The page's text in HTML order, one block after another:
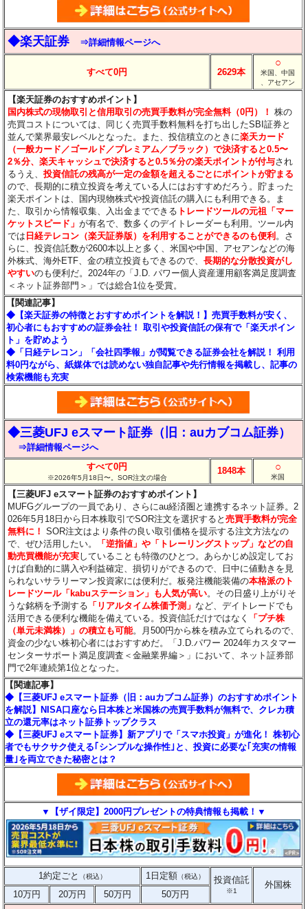
◆楽天証券 ⇒詳細情報ページへ
すべて0円 2629本
○
米国、中国
、アセアン
【楽天証券のおすすめポイント】
国内株式の現物取引と信用取引の売買手数料が完全無料（0円）！ 株の
売買コストについては、同じく売買手数料無料を打ち出したSBI証券と
並んで業界最安レベルとなった。また、投信積立のときに楽天カード
（一般カード／ゴールド／プレミアム／ブラック）で決済すると0.5〜
2％分、楽天キャッシュで決済すると0.5％分の楽天ポイントが付与され
るうえ、投資信託の残高が一定の金額を超えるごとにポイントが貯まる
ので、長期的に積立投資を考えている人にはおすすめだろう。貯まった
楽天ポイントは、国内現物株式や投資信託の購入にも利用できる。ま
た、取引から情報収集、入出金までできる トレードツールの元祖「マー
ケットスピード」が有名で、数多くのデイトレーダーも利用。ツール内
では 日経テレコン（楽天証券版）を利用することができるのも便利 。さ
らに、投資信託数が2600本以上と多く、米国や中国、アセアンなどの海
外株式、海外ETF、金の積立投資もできるので、長期的な分散投資がし
やすいのも便利だ。2024年の「J.D. パワー個人資産運用顧客満足度調査
＜ネット証券部門＞」では総合1位を受賞。
【関連記事】
◆【楽天証券の特徴とおすすめポイントを解説！】売買手数料が安く、
初心者にもおすすめの証券会社！ 取引や投資信託の保有で「楽天ポイン
ト」を貯めよう
◆「日経テレコン」「会社四季報」が閲覧できる証券会社を解説！ 利用
料0円ながら、紙媒体では読めない独自記事や先行情報を掲載し、記事の
検索機能も充実
◆三菱UFJ eスマート証券（旧：auカブコム証券）
⇒詳細情報ページへ
すべて0円
※2026年5月18日〜。SOR注文の場合
1848本 ○
米国
【三菱UFJ eスマート証券のおすすめポイント】
MUFGグループの一員であり、さらにau経済圏と連携するネット証券。2
026年5月18日から日本株取引でSOR注文を選択すると売買手数料が完全
無料に！ SOR注文はより条件の良い取引価格を提示する注文方法なの
で、ぜひ活用したい。
「逆指値」や「トレーリングストップ」などの自
動売買機能が充実していることも特徴のひとつ。あらかじめ設定してお
けば自動的に購入や利益確定、損切りができるので、日中に値動きを見
られないサラリーマン投資家には便利だ。板発注機能装備の本格派のト
レードツール「kabuステーション」も人気が高い。その日盛り上がりそ
うな銘柄を予測する 「リアルタイム株価予測」 など、デイトレードでも
活用できる便利な機能を備えている。投資信託だけではなく
「プチ株
（単元未満株）」の積立も可能。月500円から株を積み立てられるので、
資金の少ない株初心者にはおすすめだ。「J.D.パワー 2024年カスタマー
センターサポート満足度調査＜金融業界編＞」において、ネット証券部
門で2年連続第1位となった。
【関連記事】
◆【三菱UFJ eスマート証券（旧：auカブコム証券）のおすすめポイント
を解説】NISA口座なら日本株と米国株の売買手数料が無料で、クレカ積
立の還元率はネット証券トップクラス
◆【三菱UFJ eスマート証券】新アプリで「スマホ投資」が進化！ 株初心
者でもサクサク使える｢シンプルな操作性｣と、投資に必要な｢充実の情報
量｣を両立できた秘密とは？
▼【ザイ限定】2000円プレゼントの特典情報も掲載！▼
1約定ごと （税込） 1日定額 （税込） 投資信託
※1
外国株
10万円
20万円 50万円 50万円